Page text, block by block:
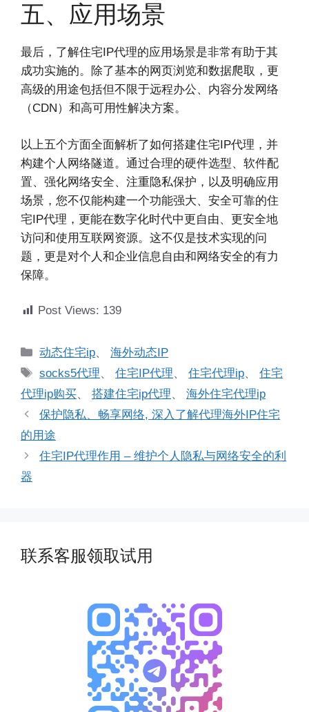
五、应用场景
最后，了解住宅IP代理的应用场景是非常有助于其
成功实施的。除了基本的网页浏览和数据爬取，更
高级的用途包括但不限于远程办公、内容分发网络
（CDN）和高可用性解决方案。
以上五个方面全面解析了如何搭建住宅IP代理，并
构建个人网络隧道。通过合理的硬件选型、软件配
置、强化网络安全、注重隐私保护，以及明确应用
场景，您不仅能构建一个功能强大、安全可靠的住
宅IP代理，更能在数字化时代中更自由、更安全地
访问和使用互联网资源。这不仅是技术实现的问
题，更是对个人和企业信息自由和网络安全的有力
保障。
Post Views: 139
分
类
动态住宅ip、海外动态IP
标
签
socks5代理、住宅IP代理、住宅代理ip、住宅
代理ip购买、 搭建住宅ip代理、 海外住宅代理ip
保护隐私、畅享网络, 深入了解代理海外IP住宅
的用途
住宅IP代理作用 – 维护个人隐私与网络安全的利
器
联系客服领取试用